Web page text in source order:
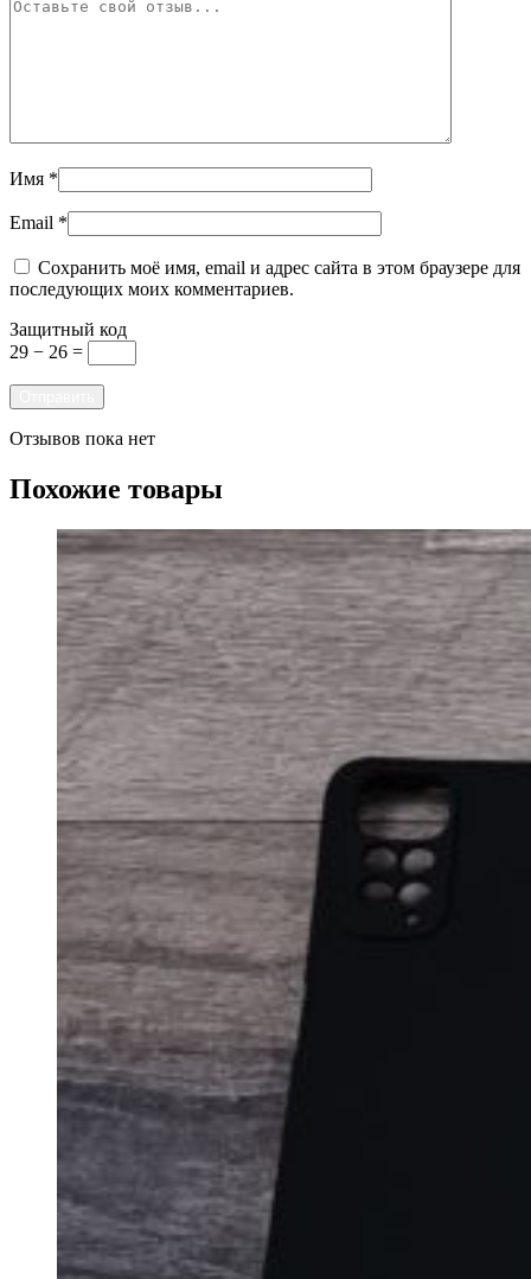
Имя *
Email *
Сохранить моё имя, email и адрес сайта в этом браузере для
последующих моих комментариев.
Защитный код
29 − 26 =
Отзывов пока нет
Похожие товары